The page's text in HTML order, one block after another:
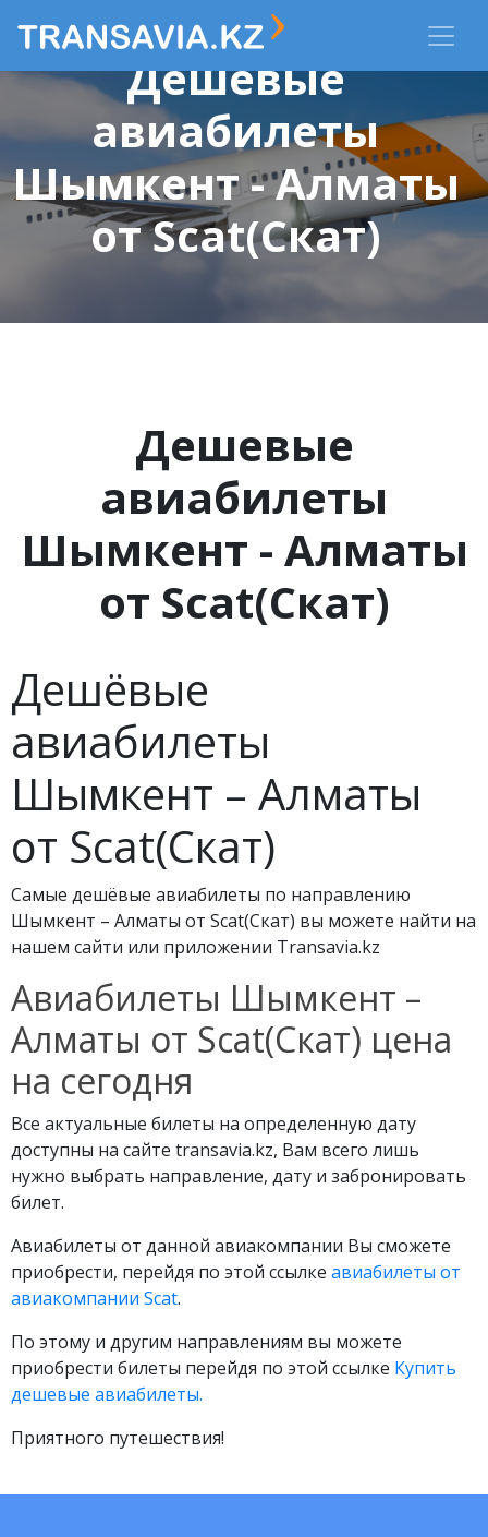
Дешевые
авиабилеты
Шымкент - Алматы
от Scat(Скат)
Дешевые
авиабилеты
Шымкент - Алматы
от Scat(Скат)
Дешёвые
авиабилеты
Шымкент – Алматы
от Scat(Скат)
Самые дешёвые авиабилеты по направлению
Шымкент – Алматы от Scat(Скат) вы можете найти на
нашем сайти или приложении Transavia.kz
Авиабилеты Шымкент –
Алматы от Scat(Скат) цена
на сегодня
Все актуальные билеты на определенную дату
доступны на сайте transavia.kz, Вам всего лишь
нужно выбрать направление, дату и забронировать
билет.
Авиабилеты от данной авиакомпании Вы сможете
приобрести, перейдя по этой ссылке авиабилеты от
авиакомпании Scat.
По этому и другим направлениям вы можете
приобрести билеты перейдя по этой ссылке Купить
дешевые авиабилеты.
Приятного путешествия!